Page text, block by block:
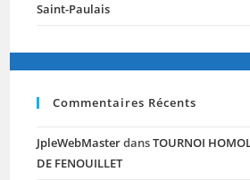
Saint-Paulais
Commentaires Récents
JpleWebMasterdansTOURNOI
DE FENOUILLET